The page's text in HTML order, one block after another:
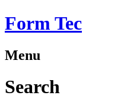
Form Tec
Menu
Search